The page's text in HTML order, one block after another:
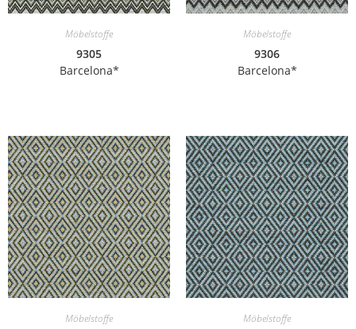
Möbelstoffe
9305
Barcelona*
Möbelstoffe
9306
Barcelona*
Möbelstoffe Möbelstoffe